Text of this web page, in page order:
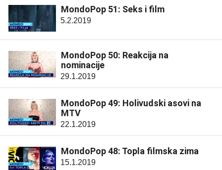
MondoPop 51: Seks i film
5.2.2019
MondoPop 50: Reakcija na
nominacije
29.1.2019
MondoPop 49: Holivudski asovi na
MTV
22.1.2019
MondoPop 48: Topla filmska zima
15.1.2019